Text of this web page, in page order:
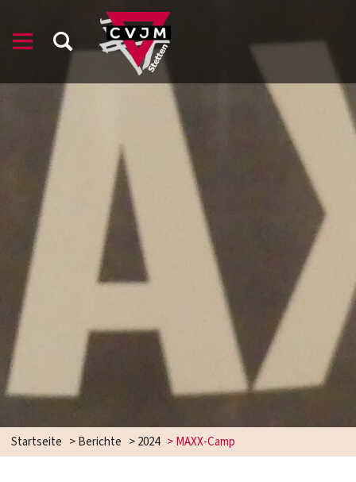
Startseite >Berichte >2024 >MAXX-Camp